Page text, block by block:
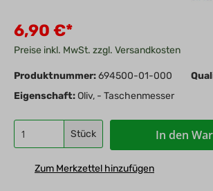
6,90 €*
Preise inkl. MwSt. zzgl. Versandkosten
Produktnummer:694500-01-000
Eigenschaft:Oliv, - Taschenmesser
Stück In den
Zum Merkzettel hinzufügen